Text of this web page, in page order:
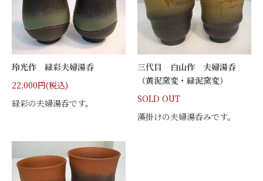
玲光作 緑彩夫婦湯呑
22,000円(税込)
緑彩の夫婦湯呑です。
三代目 白山作 夫婦湯呑
（黄泥窯変・緑泥窯変）
SOLD OUT
藻掛けの夫婦湯呑みです。